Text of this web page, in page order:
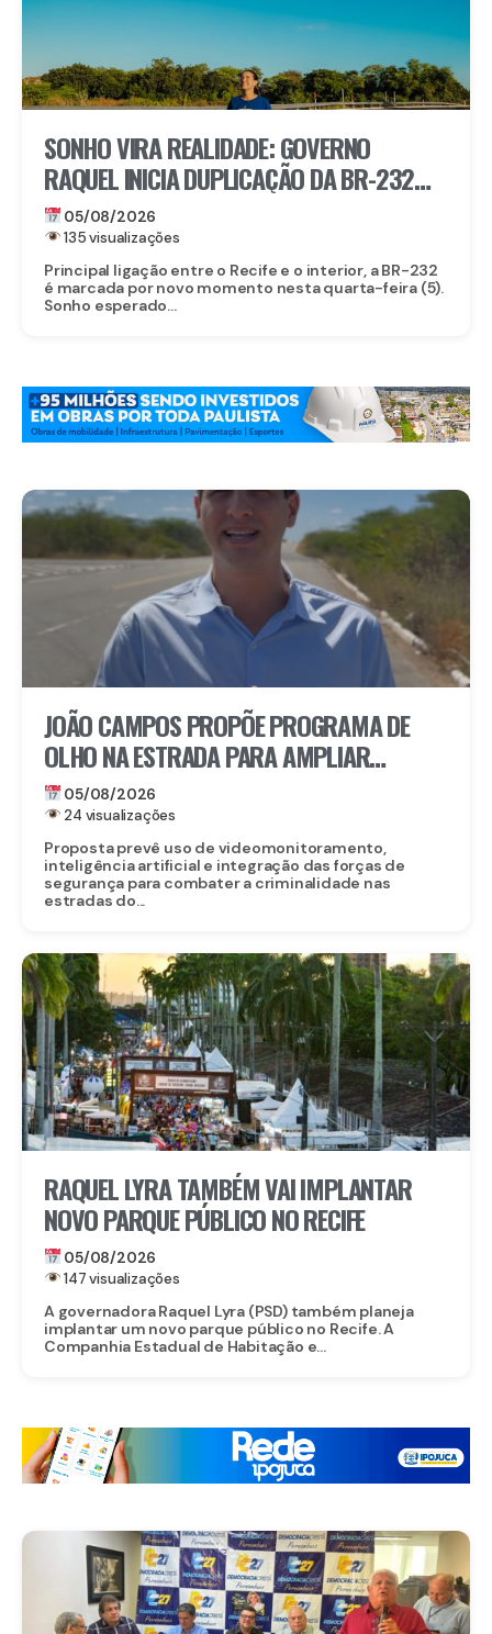
SONHO VIRA REALIDADE: GOVERNO
RAQUEL INICIA DUPLICAÇÃO DA BR-232
ENTRE SÃO CAETANO E BELO JARDIM
05/08/2026
135 visualizações
Principal ligação entre o Recife e o interior, a BR-232
é marcada por novo momento nesta quarta-feira (5).
Sonho esperado...
JOÃO CAMPOS PROPÕE PROGRAMA DE
OLHO NA ESTRADA PARA AMPLIAR
SEGURANÇA NAS RODOVIAS
05/08/2026
24 visualizações
Proposta prevê uso de videomonitoramento,
inteligência artificial e integração das forças de
segurança para combater a criminalidade nas
estradas do...
RAQUEL LYRA TAMBÉM VAI IMPLANTAR
NOVO PARQUE PÚBLICO NO RECIFE
05/08/2026
147 visualizações
A governadora Raquel Lyra (PSD) também planeja
implantar um novo parque público no Recife. A
Companhia Estadual de Habitação e...